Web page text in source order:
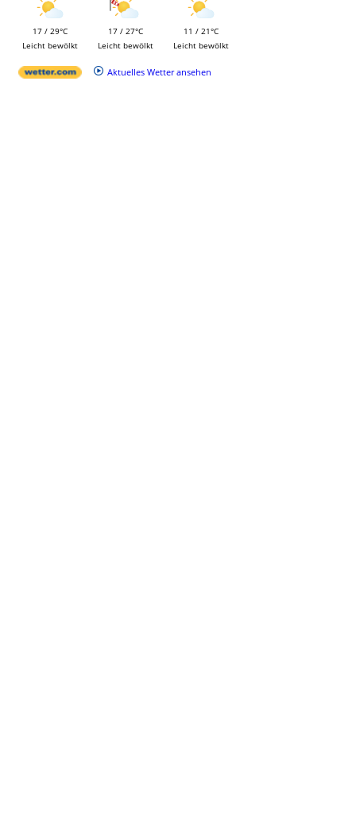
17 / 29°C
Leicht bewölkt
17 / 27°C
Leicht bewölkt
11 / 21°C
Leicht bewölkt
Aktuelles Wetter ansehen